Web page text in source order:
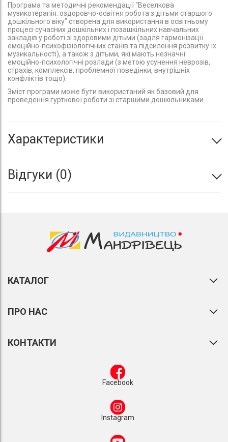
Програма та методичні рекомендації “Веселкова
музикотерапія: оздоровчо-освітня робота з дітьми старшого
дошкільного віку” створена для використання в освітньому
процесі сучасних дошкільних і позашкільних навчальних
закладів у роботі зі здоровими дітьми (задля гармонізації
емоційно-психофізіологічних станів та підсилення розвитку їх
музикальності), а також з дітьми, які мають незначні
емоційно-психологічні розлади (з метою усунення неврозів,
страхів, комплексів, проблемної поведінки, внутрішніх
конфліктів тощо).
Зміст програми може бути використаний як базовий для
проведення гурткової роботи зі старшими дошкільниками.
Характеристики
Відгуки 0
КАТАЛОГ
ПРО НАС
КОНТАКТИ
Facebook
Instagram